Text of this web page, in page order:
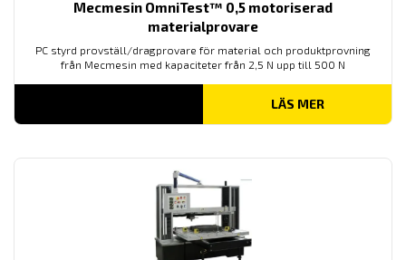
Mecmesin OmniTest™ 0,5 motoriserad
materialprovare
PC styrd provställ/dragprovare för material och produktprovning
från Mecmesin med kapaciteter från 2,5 N upp till 500 N
LÄS MER